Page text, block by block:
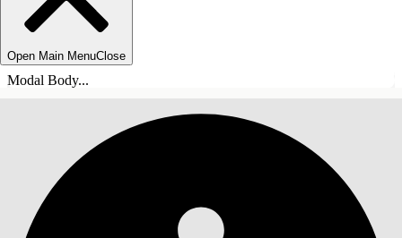
Open Main MenuClose
Modal Body...